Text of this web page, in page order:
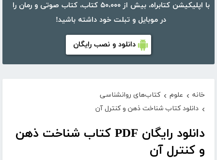
با اپلیکیشن کتابراه، بیش از ۵۰،۰۰۰ کتاب، کتاب صوتی و رمان را
در موبایل و تبلت خود داشته باشید!
دانلود و نصب رایگان
خانه › علوم › کتاب‌های روانشناسی
› دانلود کتاب شناخت ذهن و کنترل آن
دانلود رایگان PDF کتاب شناخت ذهن
و کنترل آن